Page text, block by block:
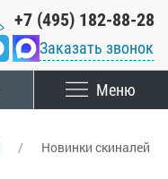
+7 (495) 182-88-28
Заказать звонок
Меню
Новинки скиналей